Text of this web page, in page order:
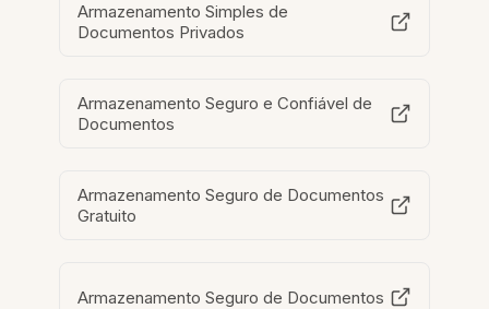
Armazenamento Simples de
Documentos Privados
Armazenamento Seguro e Confiável de
Documentos
Armazenamento Seguro de Documentos
Gratuito
Armazenamento Seguro de Documentos